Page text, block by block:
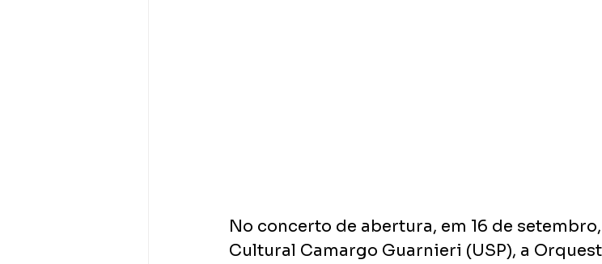
No concerto de abertura, em 16 de
Cultural Camargo Guarnieri (USP), a